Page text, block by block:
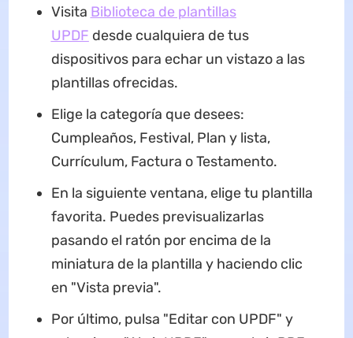
Visita Biblioteca de plantillas
UPDF desde cualquiera de tus
dispositivos para echar un vistazo a las
plantillas ofrecidas.
Elige la categoría que desees:
Cumpleaños, Festival, Plan y lista,
Currículum, Factura o Testamento.
En la siguiente ventana, elige tu plantilla
favorita. Puedes previsualizarlas
pasando el ratón por encima de la
miniatura de la plantilla y haciendo clic
en "Vista previa".
Por último, pulsa "Editar con UPDF" y